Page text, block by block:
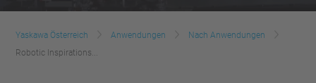
Yaskawa Österreich Anwendungen
Nach Anwendungen
Robotic Inspirations...